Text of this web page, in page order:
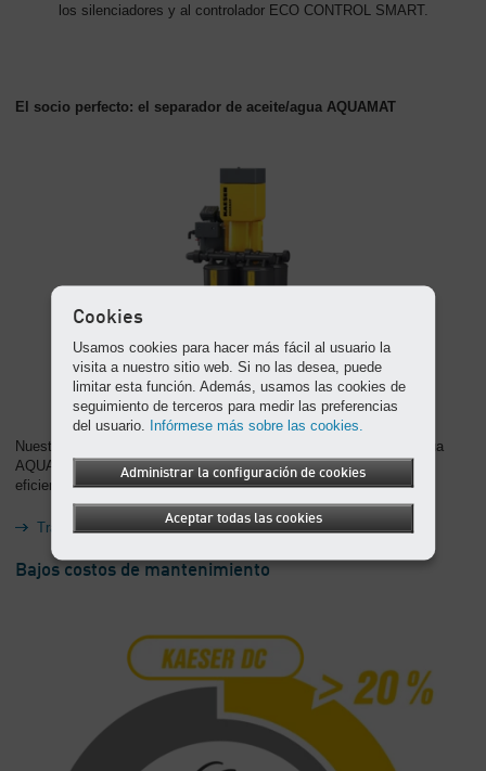
los silenciadores y al controlador ECO CONTROL SMART.
El socio perfecto: el separador de aceite/agua AQUAMAT
Nuestro consejo: Trate el condensado con un separador aceite-agua
AQUAMAT antes de evacuarlo por el alcantarillado, con la mayor
eficiencia y acorde a la ley.
Tratamiento de condensado
Bajos costos de mantenimiento
Cookies
Usamos cookies para hacer más fácil al usuario la
visita a nuestro sitio web. Si no las desea, puede
limitar esta función. Además, usamos las cookies de
seguimiento de terceros para medir las preferencias
del usuario. Infórmese más sobre las cookies.
Administrar la configuración de cookies
Aceptar todas las cookies